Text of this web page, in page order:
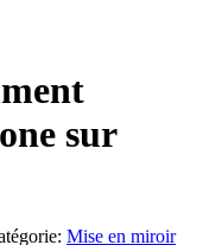
sur
Mise en miroir